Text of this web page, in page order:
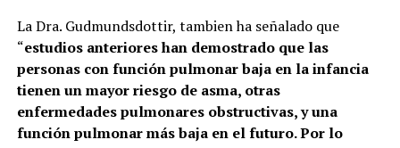
La Dra. Gudmundsdottir, tambien ha señalado que
“estudios anteriores han demostrado que las
personas con función pulmonar baja en la infancia
tienen un mayor riesgo de asma, otras
enfermedades pulmonares obstructivas, y una
función pulmonar más baja en el futuro. Por lo